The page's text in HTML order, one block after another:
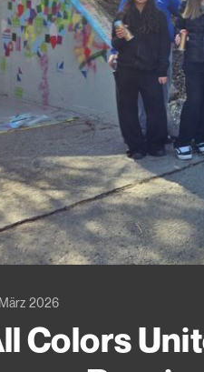
2026
Colors